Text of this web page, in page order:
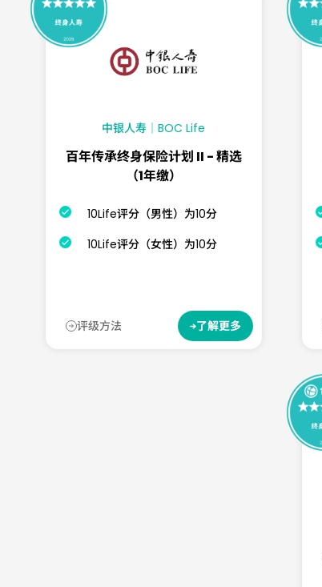
中银人寿｜BOC Life
百年传承终身保险计划 II - 精选
（1年缴）
10Life评分（男性）为10分
10Life评分（女性）为10分
评级方法 了解更多